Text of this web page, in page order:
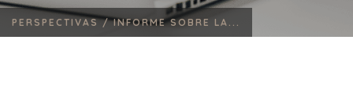
PERSPECTIVAS /INFORME SOBRE LA...